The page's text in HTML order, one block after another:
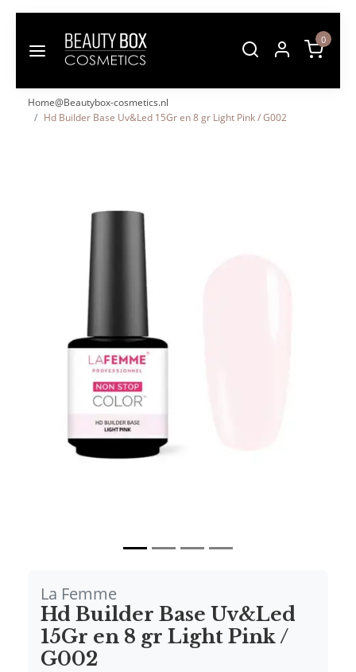
0
Home@Beautybox-cosmetics.nl
Hd Builder Base Uv&Led 15Gr en 8 gr Light Pink / G002
La Femme
Hd Builder Base Uv&Led
15Gr en 8 gr Light Pink /
G002